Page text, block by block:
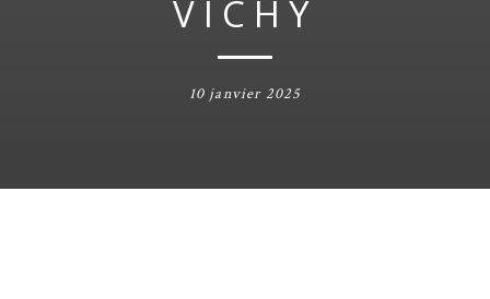
VICHY
10 janvier 2025